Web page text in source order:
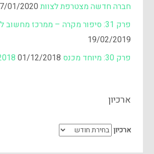
חברה חדשה מצטרפת לצוות01/2020
פרק 31: סיפור מקרה – ממרכז מחשוב למחשוב ענן.
19/02/2019
פרק 30: מיוחד מכנס re:invent 2018
01/12/2018
ארכיון
ארכיון